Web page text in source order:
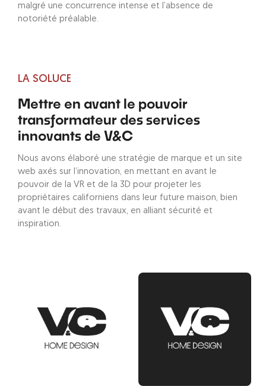
malgré une concurrence intense et l’absence de
notoriété préalable.
LA SOLUCE
Mettre en avant le pouvoir
transformateur des services
innovants de V&C
Nous avons élaboré une stratégie de marque et un site
web axés sur l’innovation, en mettant en avant le
pouvoir de la VR et de la 3D pour projeter les
propriétaires californiens dans leur future maison, bien
avant le début des travaux, en alliant sécurité et
inspiration.